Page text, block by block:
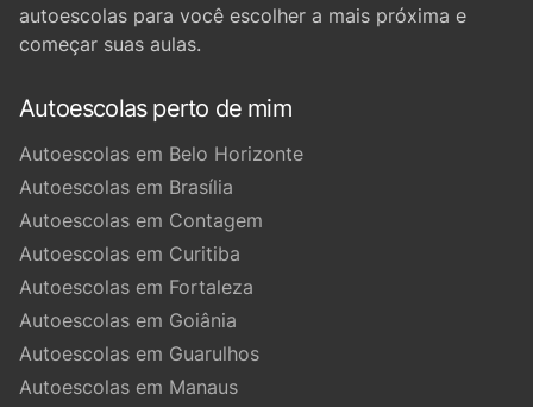
autoescolas para você escolher a mais próxima e
começar suas aulas.
Autoescolas perto de mim
Autoescolas em Belo Horizonte
Autoescolas em Brasília
Autoescolas em Contagem
Autoescolas em Curitiba
Autoescolas em Fortaleza
Autoescolas em Goiânia
Autoescolas em Guarulhos
Autoescolas em Manaus